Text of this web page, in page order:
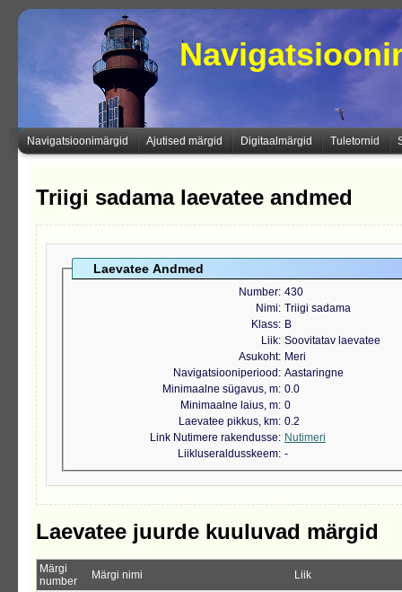
Navigatsioonimärgid Ajutised märgid Digitaalmärgid Tuletornid
Triigi sadama laevatee andmed
Laevatee Andmed
Number 430
Nimi Triigi sadama
Klass
B
Liik Soovitatav laevatee
Asukoht
Meri
Navigatsiooniperiood
Aastaringne
Minimaalne sügavus, m 0.0
Minimaalne laius, m 0
Laevatee pikkus, km 0.2
Link Nutimere rakendusse
Nutimeri
Liikluseraldusskeem -
Laevatee juurde kuuluvad märgid
Märgi
number
Märgi nimi
Liik